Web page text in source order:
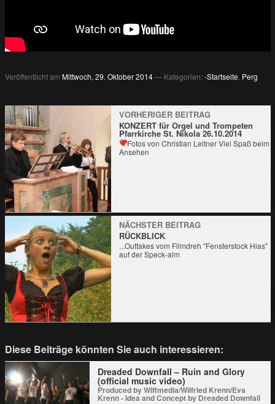
Veröffentlicht am Mittwoch, 29. Oktober 2014— Kategorien:-Startseite Perg
VORHERIGER BEITRAG
KONZERT für Orgel und Trompeten
Pfarrkirche St. Nikola 26.10.2014
Fotos von Christian LeitnerViel Spaß beim
Ansehen
NÄCHSTER BEITRAG
RÜCKBLICK
...Outtakes vom Filmdreh "Fensterstock Hias"
auf der Speck-alm
Diese Beiträge könnten Sie auch interessieren:
Dreaded Downfall – Ruin and Glory
(official music video)
Produced by Wiffmedia/Wilfried Krenn/Eva
Krenn - Idea and Concept by Dreaded Downfall